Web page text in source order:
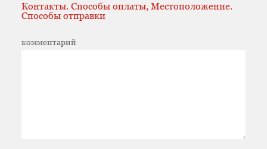
Контакты. Способы оплаты, Местоположение.
Способы отправки
комментарий